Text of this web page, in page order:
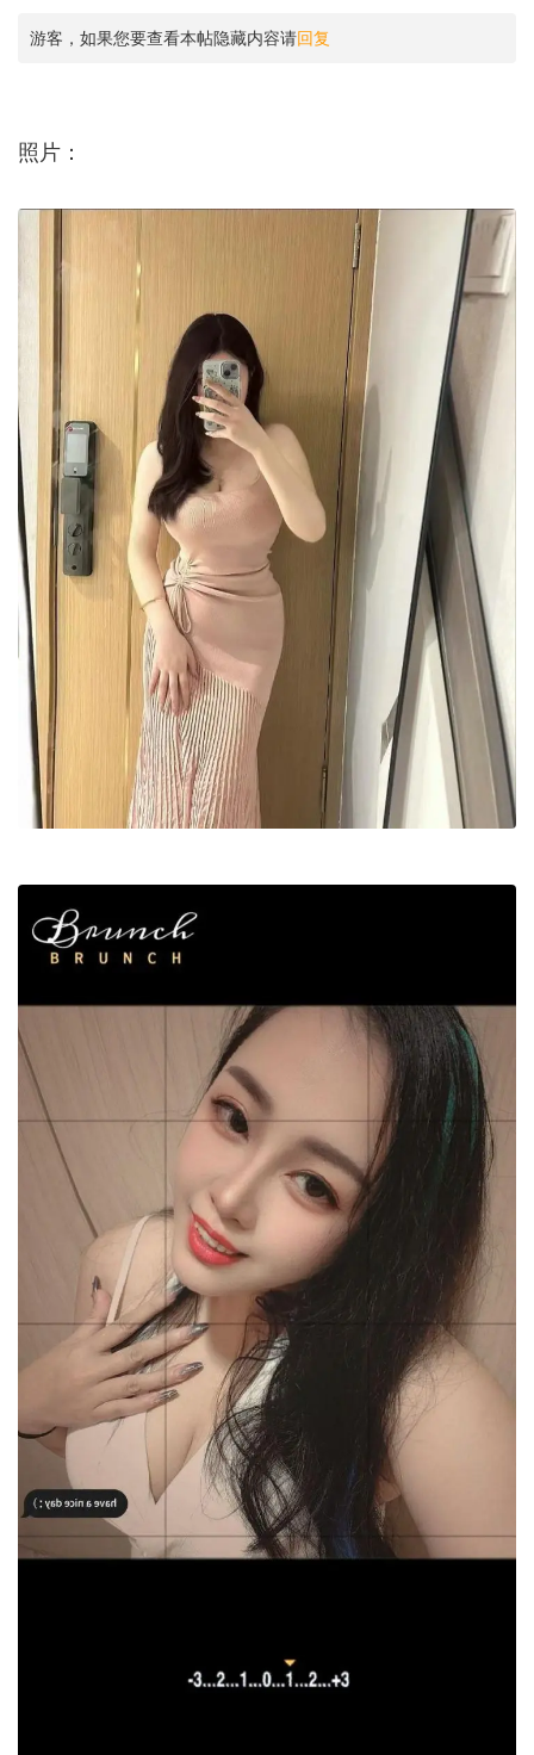
游客，如果您要查看本帖隐藏内容请回复
照片：